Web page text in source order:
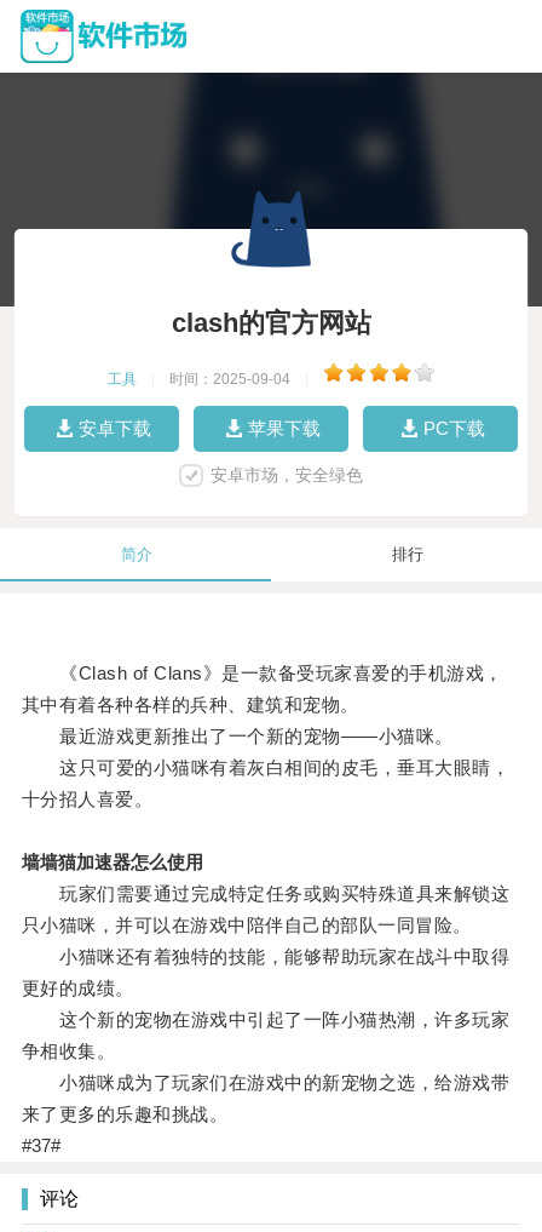
clash的官方网站
工具 时间：2025-09-04
安卓下载 苹果下载 PC下载
安卓市场，安全绿色
简介 排行
《Clash of Clans》是一款备受玩家喜爱的手机游戏，
其中有着各种各样的兵种、建筑和宠物。
最近游戏更新推出了一个新的宠物——小猫咪。
这只可爱的小猫咪有着灰白相间的皮毛，垂耳大眼睛，
十分招人喜爱。
墙墙猫加速器怎么使用
玩家们需要通过完成特定任务或购买特殊道具来解锁这
只小猫咪，并可以在游戏中陪伴自己的部队一同冒险。
小猫咪还有着独特的技能，能够帮助玩家在战斗中取得
更好的成绩。
这个新的宠物在游戏中引起了一阵小猫热潮，许多玩家
争相收集。
小猫咪成为了玩家们在游戏中的新宠物之选，给游戏带
来了更多的乐趣和挑战。
#37#
评论